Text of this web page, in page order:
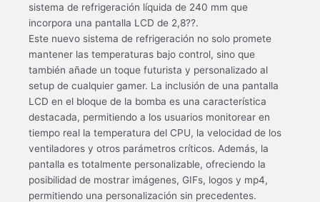
sistema de refrigeración líquida de 240 mm que
incorpora una pantalla LCD de 2,8??.
Este nuevo sistema de refrigeración no solo promete
mantener las temperaturas bajo control, sino que
también añade un toque futurista y personalizado al
setup de cualquier gamer. La inclusión de una pantalla
LCD en el bloque de la bomba es una característica
destacada, permitiendo a los usuarios monitorear en
tiempo real la temperatura del CPU, la velocidad de los
ventiladores y otros parámetros críticos. Además, la
pantalla es totalmente personalizable, ofreciendo la
posibilidad de mostrar imágenes, GIFs, logos y mp4,
permitiendo una personalización sin precedentes.